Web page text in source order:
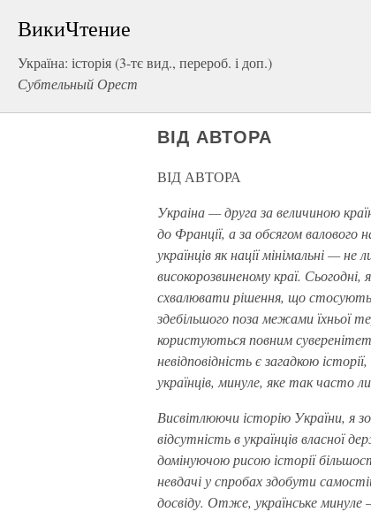
ВикиЧтение
Україна: історія (3-тє вид., перероб. і доп.)
Субтельный Орест
ВІД АВТОРА
ВІД АВТОРА
Украіна — друга за величиною
до Франції, а за обсягом валового
українців як нації мінімальні —
високорозвиненому краї.
схвалювати рішення, що
здебільшого поза межами їхньої
користуються повним
невідповідність є загадкою
українців, минуле, яке так часто
Висвітлюючи історію України, я
відсутність в українців власної
домінуючою рисою історії
невдачі у спробах здобути
досвіду. Отже, українське